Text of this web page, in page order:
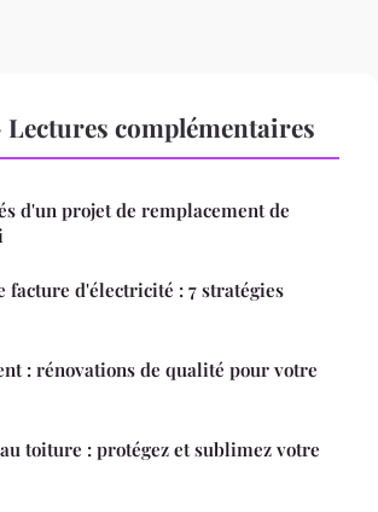
complémentaires
d'un projet de remplacement de
facture d'électricité : 7 stratégies
de qualité pour votre
toiture : protégez et sublimez votre